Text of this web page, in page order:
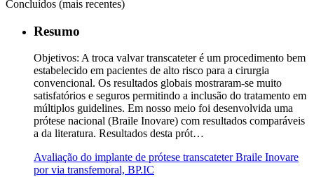
Concluídos (mais recentes)
Resumo
Objetivos: A troca valvar transcateter é um procedimento bem
estabelecido em pacientes de alto risco para a cirurgia
convencional. Os resultados globais mostraram-se muito
satisfatórios e seguros permitindo a inclusão do tratamento em
múltiplos guidelines. Em nosso meio foi desenvolvida uma
prótese nacional (Braile Inovare) com resultados comparáveis
a da literatura. Resultados desta prót…
Avaliação do implante de prótese transcateter Braile Inovare
por via transfemoral, BP.IC